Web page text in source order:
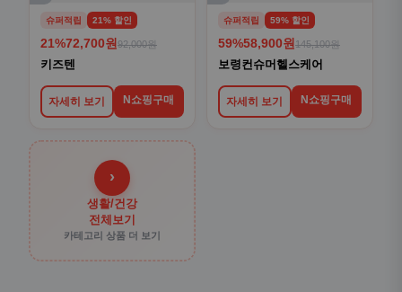
슈퍼적립 21% 할인
21%72,700원 92,000원
키즈텐
자세히 보기 N쇼핑구매
슈퍼적립 59% 할인
59%58,900원 145,100원
보령컨슈머헬스케어
자세히 보기 N쇼핑구매
›
생활/건강
전체보기
카테고리 상품 더 보기